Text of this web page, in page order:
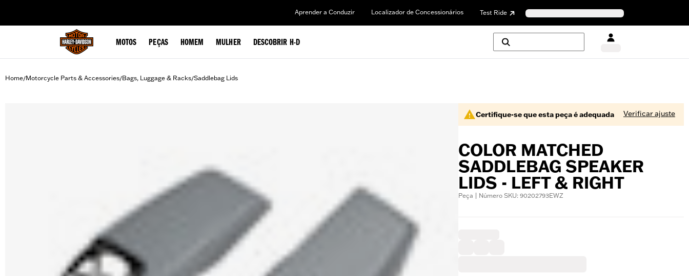
Aprender a Conduzir Localizador de Concessionários Test Ride
MOTOS PEÇAS HOMEM MULHER DESCOBRIR H-D
Home/Motorcycle Parts & Accessories/Bags, Luggage & Racks/Saddlebag Lids
Certifique-se que esta peça é adequada Verificar ajuste
COLOR MATCHED
SADDLEBAG SPEAKER
LIDS - LEFT & RIGHT
Peça | Número SKU: 90202793EWZ